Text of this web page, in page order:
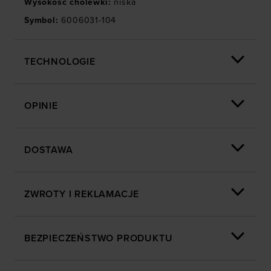
Wysokość cholewki: niska
Symbol: 6006031-104
TECHNOLOGIE
OPINIE
DOSTAWA
ZWROTY I REKLAMACJE
BEZPIECZEŃSTWO PRODUKTU